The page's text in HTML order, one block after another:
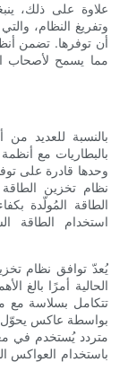
علاوة على ذلك،
وتفريغ النظام،
أن توفرها. تضمن
مما يسمح لأصحاب
بالنسبة للعديد
بالبطاريات مع
وحدها قادرة على
نظام تخزين
الطاقة المُولّدة
استخدام
يُعدّ توافق نظام
الحالية أمرًا بالغ
تتكامل بسلاسة مع
بواسطة عاكس يحوّل
متردد يُستخدم في
باستخدام العواكس